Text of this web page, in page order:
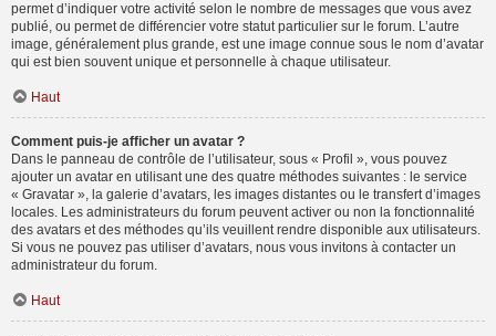
permet d’indiquer votre activité selon le nombre de messages que vous avez
publié, ou permet de différencier votre statut particulier sur le forum. L’autre
image, généralement plus grande, est une image connue sous le nom d’avatar
qui est bien souvent unique et personnelle à chaque utilisateur.
Haut
Comment puis-je afficher un avatar ?
Dans le panneau de contrôle de l’utilisateur, sous « Profil », vous pouvez
ajouter un avatar en utilisant une des quatre méthodes suivantes : le service
« Gravatar », la galerie d’avatars, les images distantes ou le transfert d’images
locales. Les administrateurs du forum peuvent activer ou non la fonctionnalité
des avatars et des méthodes qu’ils veuillent rendre disponible aux utilisateurs.
Si vous ne pouvez pas utiliser d’avatars, nous vous invitons à contacter un
administrateur du forum.
Haut